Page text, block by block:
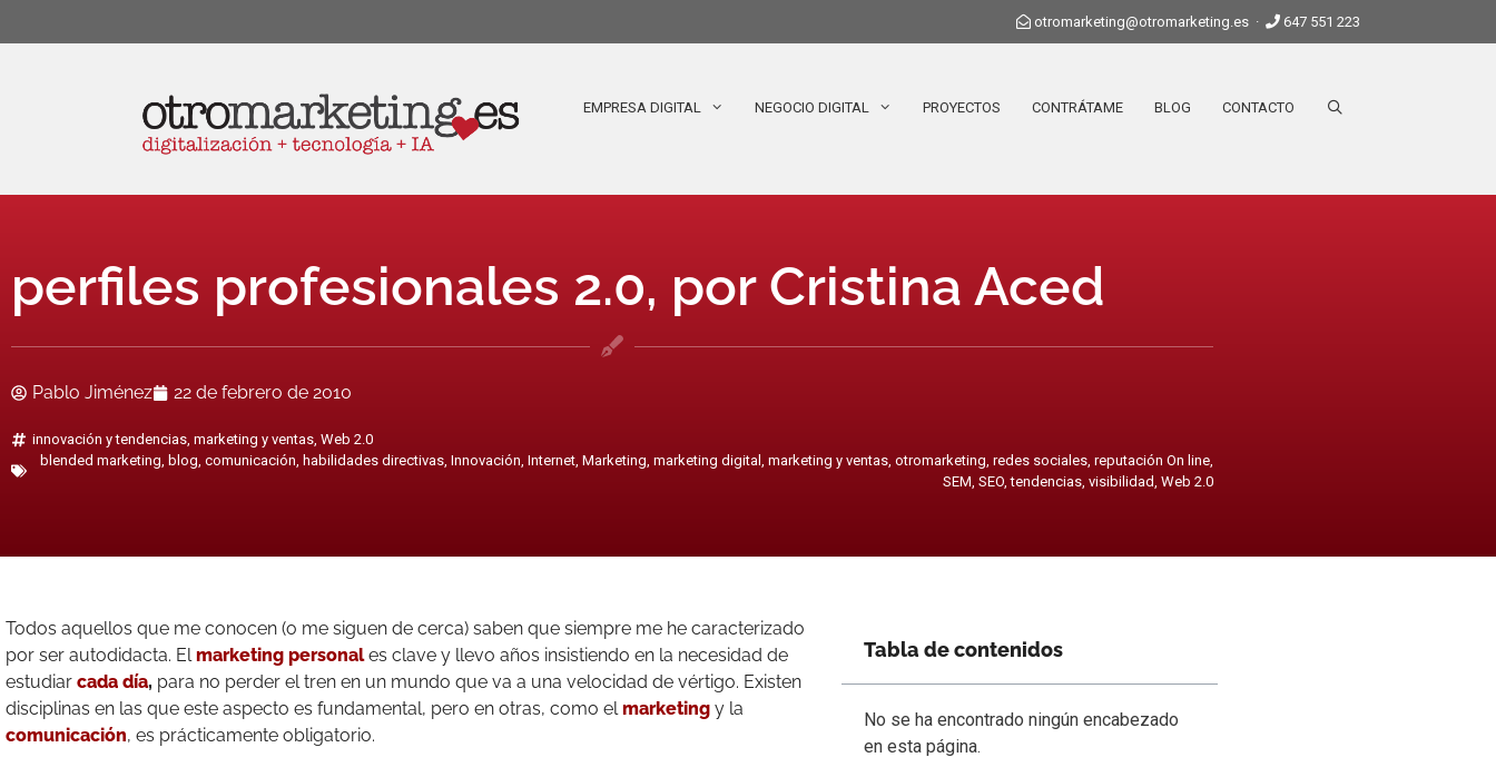
otromarketing@otromarketing.es · 647 551 223
EMPRESA DIGITAL NEGOCIO DIGITAL PROYECTOS CONTRÁTAME BLOG CONTACTO
perfiles profesionales 2.0, por Cristina Aced
Pablo Jiménez 22 de febrero de 2010
innovación y tendencias, marketing y ventas, Web 2.0
blended marketing, blog, comunicación, habilidades directivas, Innovación, Internet, Marketing, marketing digital , marketing y ventas, otromarketing, redes sociales, reputación On line,
SEM, SEO,tendencias, visibilidad, Web 2.0
Todos aquellos que me conocen (o me siguen de cerca) saben que siempre me he caracterizado
por ser autodidacta. Elmarketing personales clave y llevo años insistiendo en la necesidad de
estudiar cada día, para no perder el tren en un mundo que va a una velocidad de vértigo. Existen
disciplinas en las que este aspecto es fundamental, pero en otras, como elmarketing y la
comunicación, es prácticamente obligatorio.
Tabla de contenidos
No se ha encontrado ningún encabezado
en esta página.